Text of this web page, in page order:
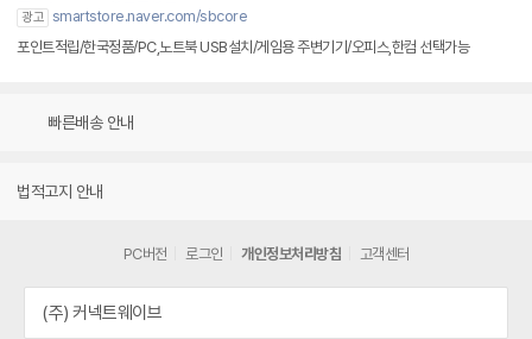
광고 smartstore.naver.com/sbcore
포인트적립/한국정품/PC,노트북 USB설치/게임용 주변기기/오피스,한컴 선택가능
빠른배송 안내
법적고지 안내
PC버전 로그인 개인정보처리방침 고객센터
(주) 커넥트웨이브